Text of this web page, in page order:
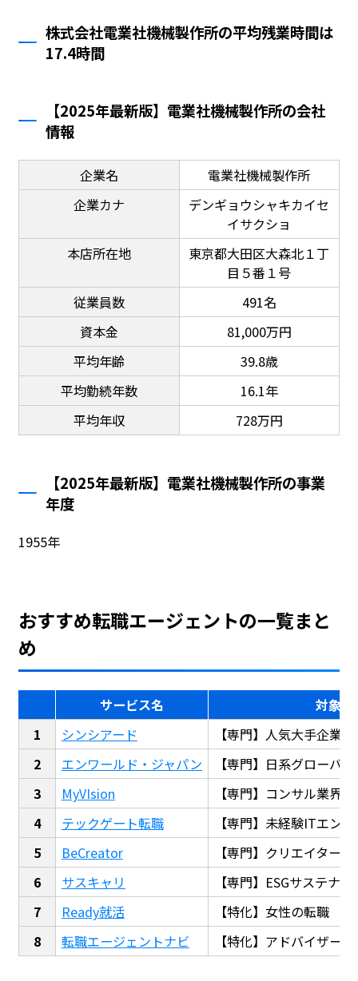
株式会社電業社機械製作所の平均残業時間は
17.4時間
【2025年最新版】電業社機械製作所の会社
情報
企業名
電業社機械製作所
企業カナ
デンギョウシャキカイセ
イサクショ
本店所在地
東京都大田区大森北１丁
目５番１号
従業員数
491名
資本金
81,000万円
平均年齢
39.8歳
平均勤続年数
16.1年
平均年収
728万円
【2025年最新版】電業社機械製作所の事業
年度
1955年
おすすめ転職エージェントの一覧まと
め
サービス名
対象
シンシアード
【専門】人気大手企業
エンワールド・ジャパン
【専門】日系グローバ
MyVIsion
【専門】コンサル業界
テックゲート転職
【専門】未経験ITエン
BeCreator
【専門】クリエイター
サスキャリ
【専門】ESGサステナ
Ready就活
【特化】女性の転職
転職エージェントナビ
【特化】アドバイザー